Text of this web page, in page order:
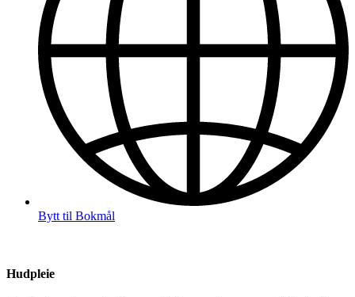
Bytt til Bokmål
Hudpleie